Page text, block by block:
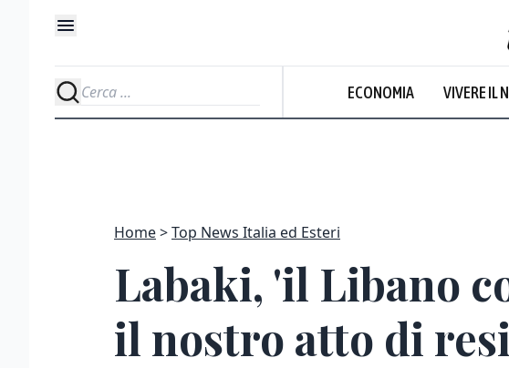
ECONOMIA VIVERE IL
Home Top News Italia ed Esteri
Labaki, 'il Libano
il nostro atto di